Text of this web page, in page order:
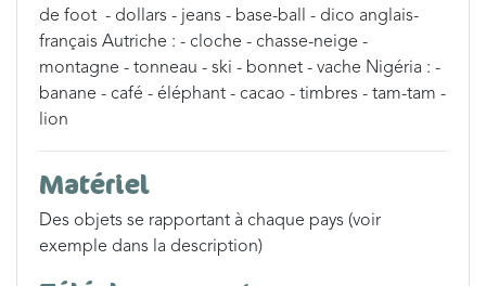
de foot - dollars - jeans - base-ball - dico anglais-
français Autriche : - cloche - chasse-neige -
montagne - tonneau - ski - bonnet - vache Nigéria : -
banane - café - éléphant - cacao - timbres - tam-tam -
lion
Matériel
Des objets se rapportant à chaque pays (voir
exemple dans la description)